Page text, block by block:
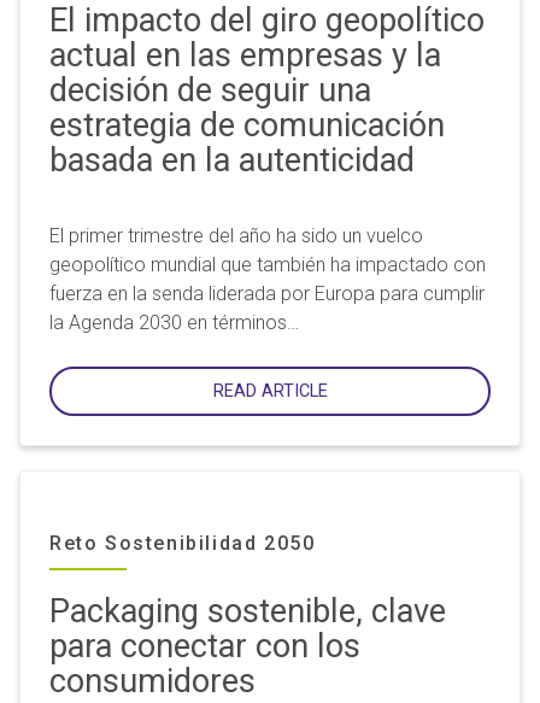
El impacto del giro geopolítico
actual en las empresas y la
decisión de seguir una
estrategia de comunicación
basada en la autenticidad
El primer trimestre del año ha sido un vuelco
geopolítico mundial que también ha impactado con
fuerza en la senda liderada por Europa para cumplir
la Agenda 2030 en términos…
READ ARTICLE
Reto Sostenibilidad 2050
Packaging sostenible, clave
para conectar con los
consumidores